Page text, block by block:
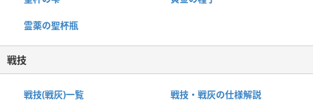
霊薬の聖杯瓶
戦技
戦技(戦灰)一覧 戦技・戦灰の仕様解説